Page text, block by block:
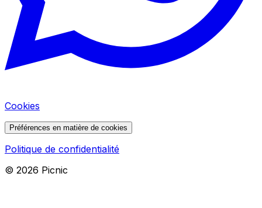
Cookies
Préférences en matière de cookies
Politique de confidentialité
© 2026 Picnic